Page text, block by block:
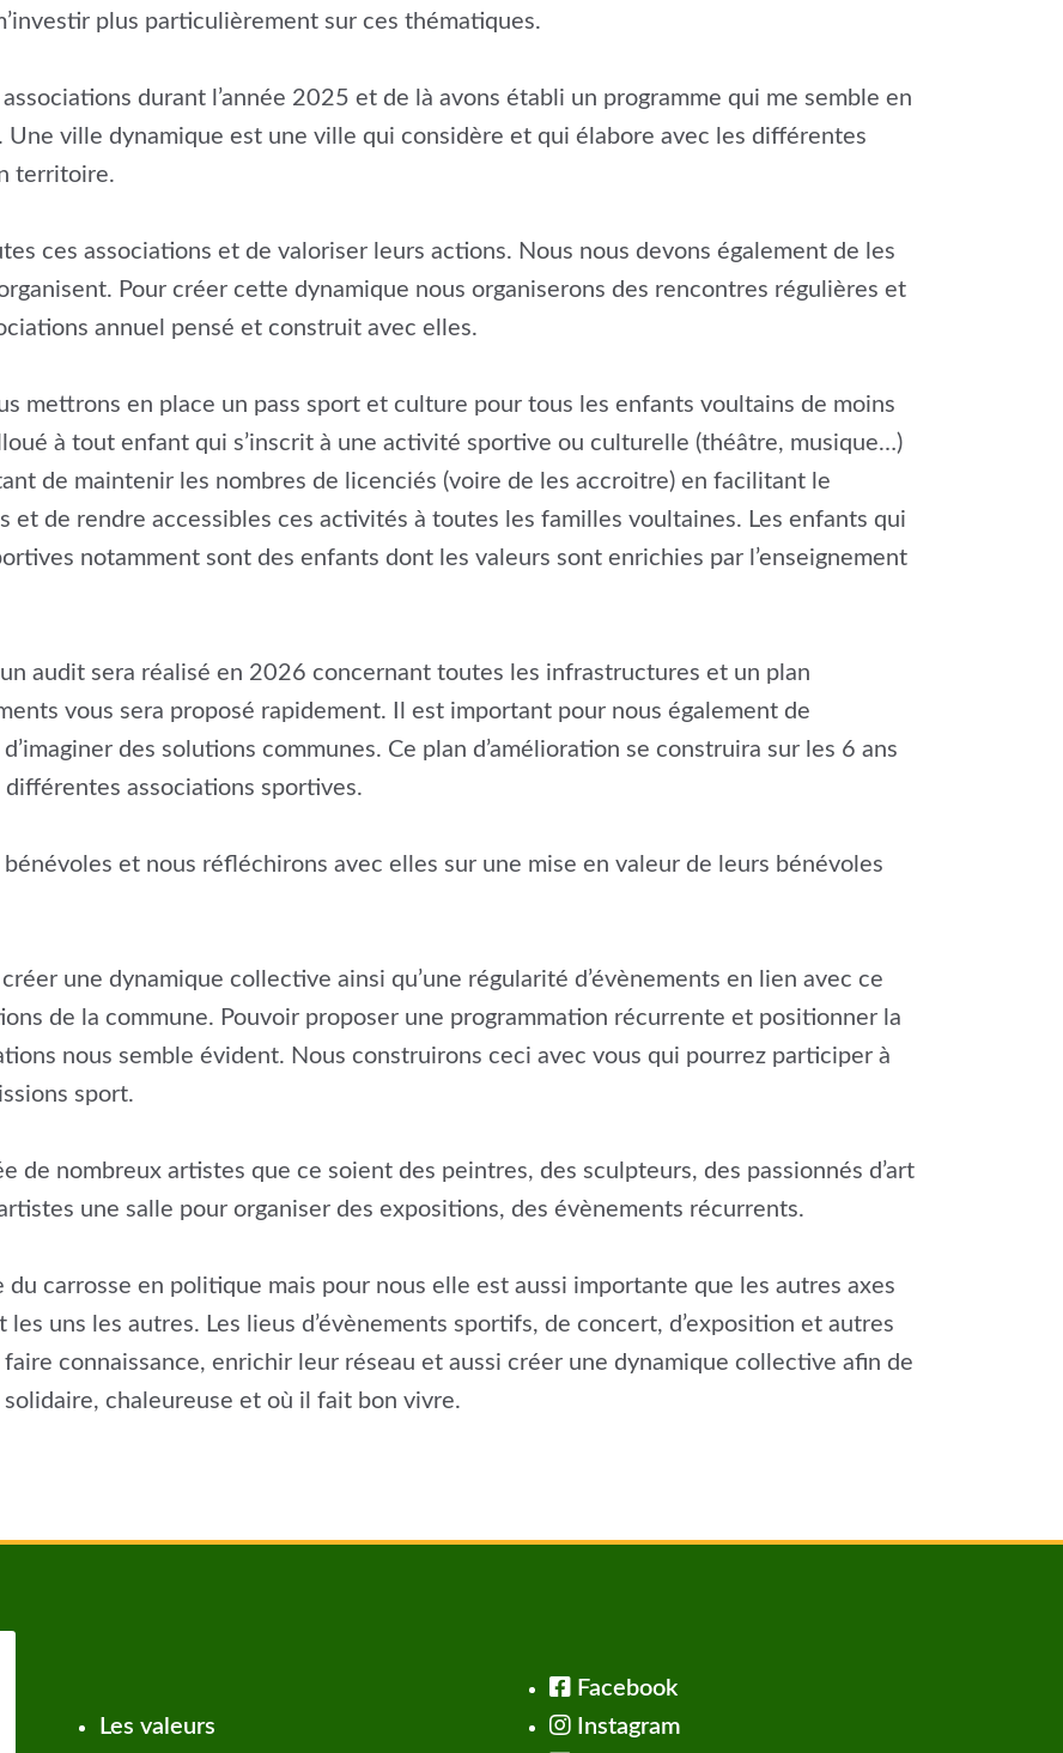
plus particulièrement sur ces thématiques.
durant l’année 2025 et de là avons établi un programme qui me semble en
ville dynamique est une ville qui considère et qui élabore avec les différentes
territoire.
ces associations et de valoriser leurs actions. Nous nous devons également de les
Pour créer cette dynamique nous organiserons des rencontres régulières et
annuel pensé et construit avec elles.
mettrons en place un pass sport et culture pour tous les enfants voultains de moins
à tout enfant qui s’inscrit à une activité sportive ou culturelle (théâtre, musique…)
de maintenir les nombres de licenciés (voire de les accroitre) en facilitant le
et de rendre accessibles ces activités à toutes les familles voultaines. Les enfants qui
notamment sont des enfants dont les valeurs sont enrichies par l’enseignement
audit sera réalisé en 2026 concernant toutes les infrastructures et un plan
vous sera proposé rapidement. Il est important pour nous également de
des solutions communes. Ce plan d’amélioration se construira sur les 6 ans
associations sportives.
et nous réfléchirons avec elles sur une mise en valeur de leurs bénévoles
une dynamique collective ainsi qu’une régularité d’évènements en lien avec ce
de la commune. Pouvoir proposer une programmation récurrente et positionner la
nous semble évident. Nous construirons ceci avec vous qui pourrez participer à
sport.
de nombreux artistes que ce soient des peintres, des sculpteurs, des passionnés d’art
une salle pour organiser des expositions, des évènements récurrents.
carrosse en politique mais pour nous elle est aussi importante que les autres axes
uns les autres. Les lieus d’évènements sportifs, de concert, d’exposition et autres
connaissance, enrichir leur réseau et aussi créer une dynamique collective afin de
chaleureuse et où il fait bon vivre.
Les valeurs
Facebook
Instagram